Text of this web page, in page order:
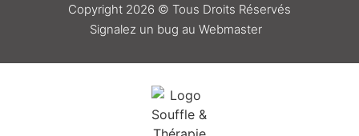
Copyright 2026 © Tous Droits Réservés
Signalez un bug au Webmaster